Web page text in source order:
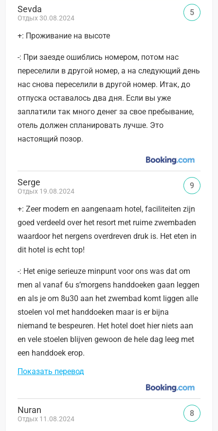
Sevda
Отдых 30.08.2024
+: Проживание на высоте
-: При заезде ошиблись номером, потом нас
переселили в другой номер, а на следующий день
нас снова переселили в другой номер. Итак, до
отпуска оставалось два дня. Если вы уже
заплатили так много денег за свое пребывание,
отель должен спланировать лучше. Это
настоящий позор.
5
Serge
Отдых 19.08.2024
+: Zeer modern en aangenaam hotel, faciliteiten zijn
goed verdeeld over het resort met ruime zwembaden
waardoor het nergens overdreven druk is. Het eten in
dit hotel is echt top!
-: Het enige serieuze minpunt voor ons was dat om
men al vanaf 6u s’morgens handdoeken gaan leggen
en als je om 8u30 aan het zwembad komt liggen alle
stoelen vol met handdoeken maar is er bijna
niemand te bespeuren. Het hotel doet hier niets aan
en vele stoelen blijven gewoon de hele dag leeg met
een handdoek erop.
Показать перевод
9
Nuran
Отдых 11.08.2024
8